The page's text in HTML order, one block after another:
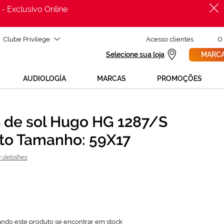
Exclusivo Online
Clube Privilege Acesso clientes O
Selecione sua loja
AUDIOLOGÍA MARCAS PROMOÇÕES
112,50 €
€
sol Hugo HG 1287/S
Tamanho: 59X17
detalhes
este produto se encontrar em stock